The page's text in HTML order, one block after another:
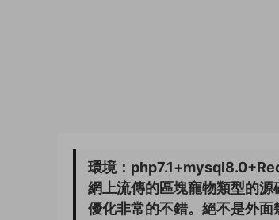
環境：
網上流傳的區塊寵物類型的
優化非常的不錯。絕不是外面